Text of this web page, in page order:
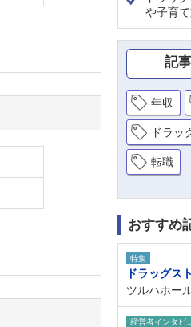
や子育
記
年収
ドラッ
転職
おすすめ
特集
ドラッグス
ツルハホー
経営者インタビ